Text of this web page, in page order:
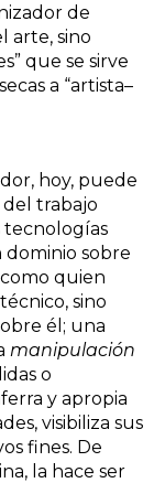
de
arte, sino
que se sirve
a “artista–
hoy, puede
trabajo
tecnologías
sobre
quien
sino
él; una
manipulación
o
y apropia
visibiliza sus
fines. De
la hace ser